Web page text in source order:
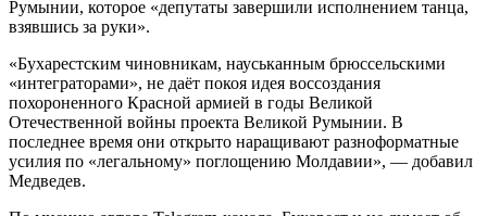
Румынии, которое «депутаты завершили исполнением танца,
взявшись за руки».
«Бухарестским чиновникам, науськанным брюссельскими
«интеграторами», не даёт покоя идея воссоздания
похороненного Красной армией в годы Великой
Отечественной войны проекта Великой Румынии. В
последнее время они открыто наращивают разноформатные
усилия по «легальному» поглощению Молдавии», — добавил
Медведев.